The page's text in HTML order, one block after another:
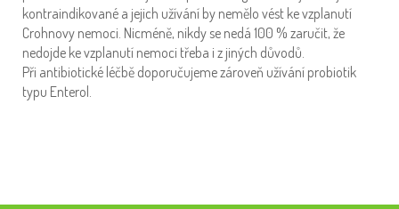
kontraindikované a jejich užívání by nemělo vést ke vzplanutí
Crohnovy nemoci. Nicméně, nikdy se nedá 100 % zaručit, že
nedojde ke vzplanutí nemoci třeba i z jiných důvodů.
Při antibiotické léčbě doporučujeme zároveň užívání probiotik
typu Enterol.